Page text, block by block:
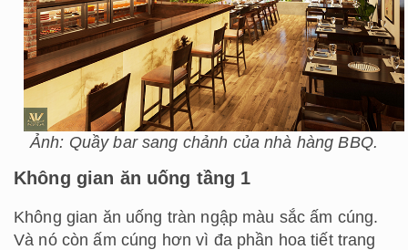
Ảnh: Quầy bar sang chảnh của nhà hàng BBQ.
Không gian ăn uống tầng 1
Không gian ăn uống tràn ngập màu sắc ấm cúng.
Và nó còn ấm cúng hơn vì đa phần hoa tiết trang